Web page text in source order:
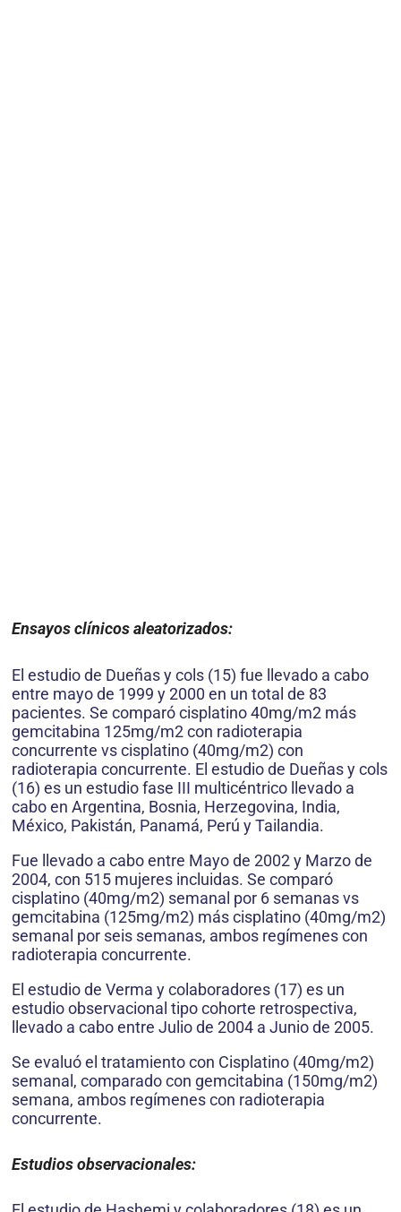
Ensayos clínicos aleatorizados:
El estudio de Dueñas y cols (15) fue llevado a cabo
entre mayo de 1999 y 2000 en un total de 83
pacientes. Se comparó cisplatino 40mg/m2 más
gemcitabina 125mg/m2 con radioterapia
concurrente vs cisplatino (40mg/m2) con
radioterapia concurrente. El estudio de Dueñas y cols
(16) es un estudio fase III multicéntrico llevado a
cabo en Argentina, Bosnia, Herzegovina, India,
México, Pakistán, Panamá, Perú y Tailandia.
Fue llevado a cabo entre Mayo de 2002 y Marzo de
2004, con 515 mujeres incluidas. Se comparó
cisplatino (40mg/m2) semanal por 6 semanas vs
gemcitabina (125mg/m2) más cisplatino (40mg/m2)
semanal por seis semanas, ambos regímenes con
radioterapia concurrente.
El estudio de Verma y colaboradores (17) es un
estudio observacional tipo cohorte retrospectiva,
llevado a cabo entre Julio de 2004 a Junio de 2005.
Se evaluó el tratamiento con Cisplatino (40mg/m2)
semanal, comparado con gemcitabina (150mg/m2)
semana, ambos regímenes con radioterapia
concurrente.
Estudios observacionales: